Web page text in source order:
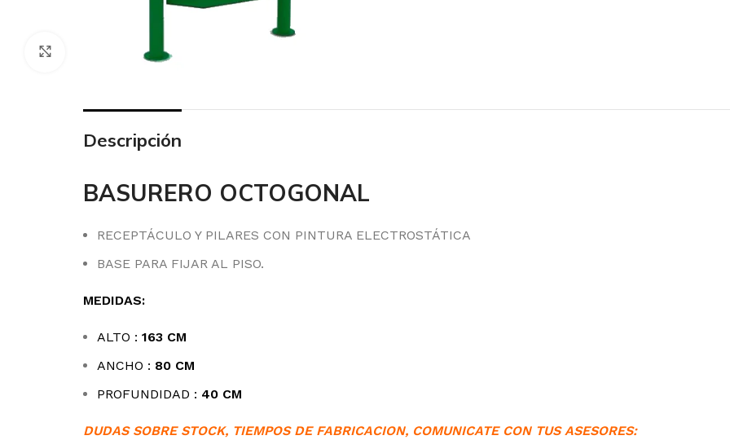
Click to enlarge
Descripción
BASURERO OCTOGONAL
RECEPTÁCULO Y PILARES CON PINTURA ELECTROSTÁTICA
BASE PARA FIJAR AL PISO.
MEDIDAS:
ALTO : 163 CM
ANCHO : 80 CM
PROFUNDIDAD : 40 CM
DUDAS SOBRE STOCK, TIEMPOS DE FABRICACION, COMUNICATE CON TUS ASESORES: